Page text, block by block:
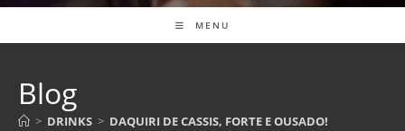
MENU
Blog
> DRINKS > DAQUIRI DE CASSIS, FORTE E OUSADO!